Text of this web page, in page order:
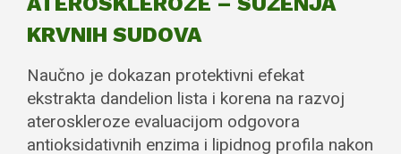
KRVNIH SUDOVA
Naučno je dokazan protektivni efekat
ekstrakta dandelion lista i korena na razvoj
ateroskleroze evaluacijom odgovora
antioksidativnih enzima i lipidnog profila nakon